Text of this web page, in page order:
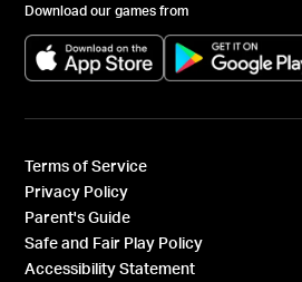
Download our games from
(opens in a new tab)
Terms of Service
Privacy Policy
Parent's Guide
Safe and Fair Play Policy
Accessibility Statement